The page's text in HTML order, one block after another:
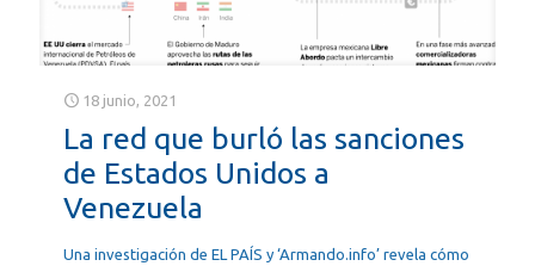
18 junio, 2021
La red que burló las sanciones
de Estados Unidos a
Venezuela
Una investigación de EL PAÍS y ‘Armando.info’ revela cómo